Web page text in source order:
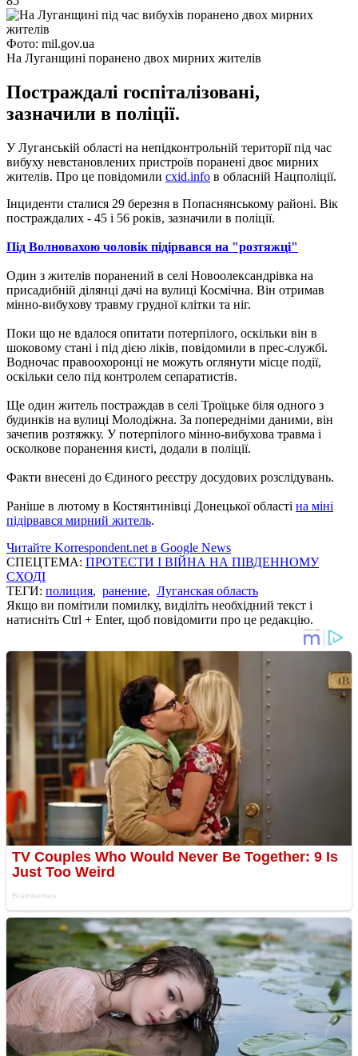
Фото: mil.gov.ua
На Луганщині поранено двох мирних жителів
Постраждалі госпіталізовані,
зазначили в поліції.
У Луганській області на непідконтрольній території під час
вибуху невстановлених пристроїв поранені двоє мирних
жителів. Про це повідомили cxid.info в обласній Нацполіції.
Інциденти сталися 29 березня в Попаснянському районі. Вік
постраждалих - 45 і 56 років, зазначили в поліції.
Під Волновахою чоловік підірвався на "розтяжці"
Один з жителів поранений в селі Новоолександрівка на
присадибній ділянці дачі на вулиці Космічна. Він отримав
мінно-вибухову травму грудної клітки та ніг.
Поки що не вдалося опитати потерпілого, оскільки він в
шоковому стані і під дією ліків, повідомили в прес-службі.
Водночас правоохоронці не можуть оглянути місце події,
оскільки село під контролем сепаратистів.
Ще один житель постраждав в селі Троїцьке біля одного з
будинків на вулиці Молодіжна. За попередніми даними, він
зачепив розтяжку. У потерпілого мінно-вибухова травма і
осколкове поранення кисті, додали в поліції.
Факти внесені до Єдиного реєстру досудових розслідувань.
Раніше в лютому в Костянтинівці Донецької області на міні
підірвався мирний житель.
Читайте Korrespondent.net в Google News
СПЕЦТЕМА: ПРОТЕСТИ І ВІЙНА НА ПІВДЕННОМУ
СХОДІ
ТЕГИ: полиция, ранение, Луганская область
Якщо ви помітили помилку, виділіть необхідний текст і
натисніть Ctrl + Enter, щоб повідомити про це редакцію.